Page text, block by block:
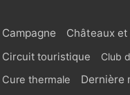
Campagne Châteaux
Circuit touristique
Club
Cure thermale Dernière